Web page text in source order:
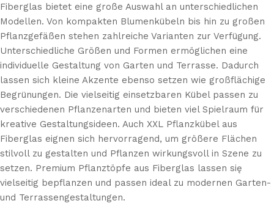
Fiberglas bietet eine große Auswahl an unterschiedlichen
Modellen. Von kompakten Blumenkübeln bis hin zu großen
Pflanzgefäßen stehen zahlreiche Varianten zur Verfügung.
Unterschiedliche Größen und Formen ermöglichen eine
individuelle Gestaltung von Garten und Terrasse. Dadurch
lassen sich kleine Akzente ebenso setzen wie großflächige
Begrünungen. Die vielseitig einsetzbaren Kübel passen zu
verschiedenen Pflanzenarten und bieten viel Spielraum für
kreative Gestaltungsideen. Auch XXL Pflanzkübel aus
Fiberglas eignen sich hervorragend, um größere Flächen
stilvoll zu gestalten und Pflanzen wirkungsvoll in Szene zu
setzen. Premium Pflanztöpfe aus Fiberglas lassen się
vielseitig bepflanzen und passen ideal zu modernen Garten-
und Terrassengestaltungen.